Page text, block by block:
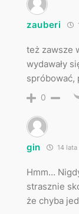
zauberi
też zawsze
wydawały
spróbować,
0
gin 14 lata
Hmm…
strasznie
że chyba